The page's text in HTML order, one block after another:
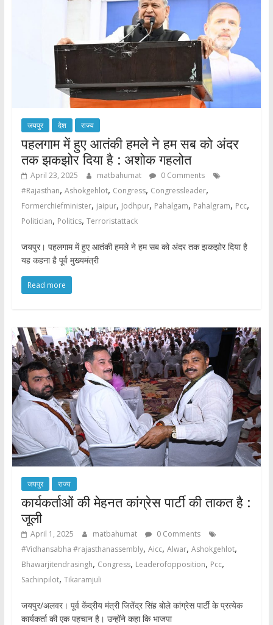
जयपुर देश राज्य
पहलगाम में हुए आतंकी हमले ने हम सब को अंदर
तक झकझोर दिया है : अशोक गहलोत
April 23, 2025 matbahumat
0 Comments
#Rajasthan, Ashokgehlot, Congress, Congressleader,
Formerchiefminister, jaipur, Jodhpur, Pahalgam, Pahalgram, Pcc,
Politician, Politics, Terroristattack
जयपुर। पहलगाम में हुए आतंकी हमले ने हम सब को अंदर तक झकझोर दिया है
यह कहना है पूर्व मुख्यमंत्री
Read more
जयपुर राज्य
कार्यकर्ताओं की मेहनत कांग्रेस पार्टी की ताकत है :
जूली
April 1, 2025 matbahumat
0 Comments
#Vidhansabha #rajasthanassembly, Aicc, Alwar, Ashokgehlot,
Bhawarjitendrasingh, Congress, Leaderofopposition, Pcc,
Sachinpilot, Tikaramjuli
जयपुर/अलवर। पूर्व केंद्रीय मंत्री जितेंद्र सिंह बोले कांग्रेस पार्टी के प्रत्येक
कार्यकर्ता की एक पहचान है। उन्होंने कहा कि भाजपा